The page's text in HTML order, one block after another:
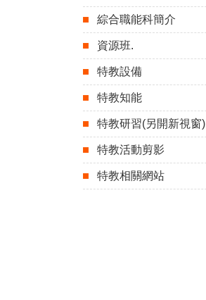
綜合職能科簡介
資源班.
特教設備
特教知能
特教研習(另開新視窗)
特教活動剪影
特教相關網站